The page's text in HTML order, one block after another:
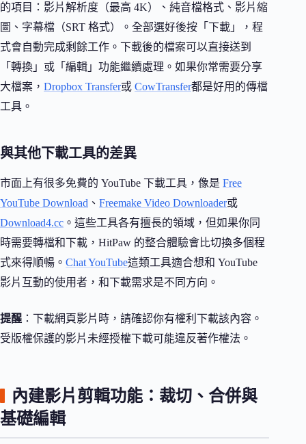
的項目：影片解析度（最高 4K）、純音檔格式、影片縮
圖、字幕檔（SRT 格式）。全部選好後按「下載」，程
式會自動完成剩餘工作。下載後的檔案可以直接送到
「轉換」或「編輯」功能繼續處理。如果你常需要分享
大檔案， Dropbox Transfer或 CowTransfer都是好用的傳檔
工具。
與其他下載工具的差異
市面上有很多免費的 YouTube 下載工具，像是 Free
YouTube Download 、 Freemake Video Downloader或
Download4.cc 。這些工具各有擅長的領域，但如果你同
時需要轉檔和下載，HitPaw 的整合體驗會比切換多個程
式來得順暢。 Chat YouTube這類工具適合想和 YouTube
影片互動的使用者，和下載需求是不同方向。
提醒 ：下載網頁影片時，請確認你有權利下載該內容。
受版權保護的影片未經授權下載可能違反著作權法。
內建影片剪輯功能：裁切、合併與
基礎編輯